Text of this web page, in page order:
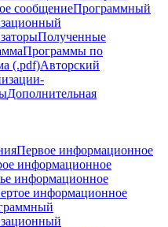
сообщениеПрограммный
Полученные
Программы по
(.pdf)Авторский
Дополнительная
Первое информационное
информационное
информационное
информационное